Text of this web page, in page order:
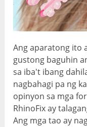
Ang aparatong ito
gustong baguhin
sa iba't ibang
nagbahagi pa ng
opinyon sa mga
RhinoFix ay
Ang mga tao ay